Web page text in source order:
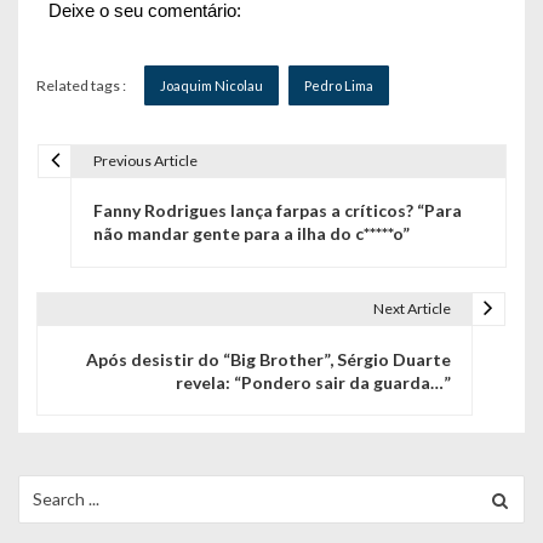
Deixe o seu comentário:
Related tags : Joaquim Nicolau Pedro Lima
ã
o
Previous Article
Fanny Rodrigues lança farpas a críticos? “Para
não mandar gente para a ilha do c*****o”
Next Article
Após desistir do “Big Brother”, Sérgio Duarte
revela: “Pondero sair da guarda…”
for: